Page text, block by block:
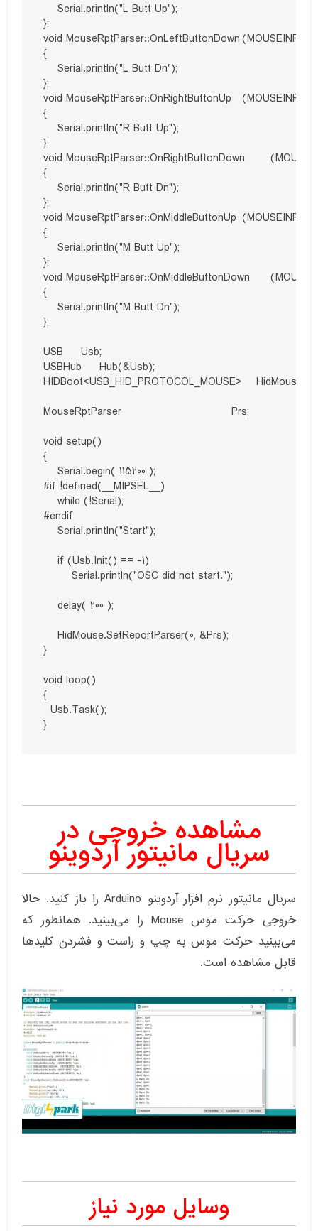
    Serial.println("L Butt Up");
};
void MouseRptParser::OnLeftButtonDown	(MOUSEINFO *mi)
{
    Serial.println("L Butt Dn");
};
void MouseRptParser::OnRightButtonUp	(MOUSEINFO *mi)
{
    Serial.println("R Butt Up");
};
void MouseRptParser::OnRightButtonDown	(MOUSEINFO *mi)
{
    Serial.println("R Butt Dn");
};
void MouseRptParser::OnMiddleButtonUp	(MOUSEINFO *mi)
{
    Serial.println("M Butt Up");
};
void MouseRptParser::OnMiddleButtonDown	(MOUSEINFO *mi)
{
    Serial.println("M Butt Dn");
};
USB     Usb;
USBHub     Hub(&Usb);
HIDBoot<USB_HID_PROTOCOL_MOUSE>
MouseRptParser                               Prs;
void setup()
{
    Serial.begin( 115200 );
#if !defined(__MIPSEL__)
    while (!Serial);
#endif
    Serial.println("Start");
    if (Usb.Init() == -1)
        Serial.println("OSC did not start.");
    delay( 200 );
    HidMouse.SetReportParser(0, &Prs);
}
void loop()
{
  Usb.Task();
}
مشاهده خروجی در
سریال مانیتور آردوینو
سریال مانیتور نرم افزار آردوینو Arduino را باز کنید. حالا
خروجی حرکت موس Mouse را می‌بینید. همانطور که
می‌بینید حرکت موس به چپ و راست و فشردن کلیدها
قابل مشاهده است.
وسایل مورد نیاز